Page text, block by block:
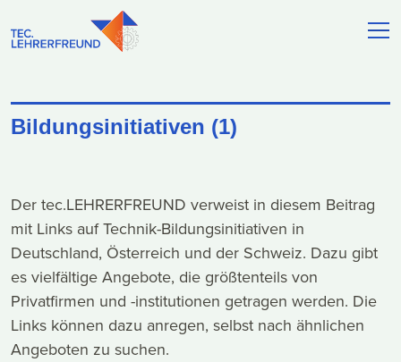
Bildungsinitiativen (1)
Der tec.LEHRERFREUND verweist in diesem Beitrag
mit Links auf Technik-Bildungsinitiativen in
Deutschland, Österreich und der Schweiz. Dazu gibt
es vielfältige Angebote, die größtenteils von
Privatfirmen und -institutionen getragen werden. Die
Links können dazu anregen, selbst nach ähnlichen
Angeboten zu suchen.